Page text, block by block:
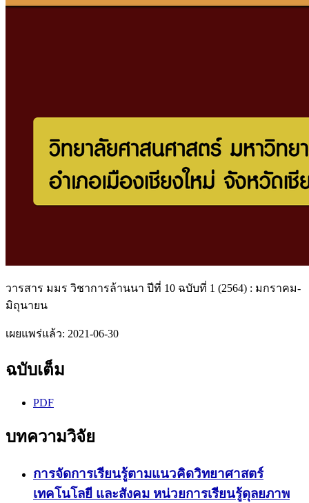
วารสาร มมร วิชาการล้านนา ปีที่ 10 ฉบับที่ 1 (2564) : มกราคม-
มิถุนายน
เผยแพร่แล้ว: 2021-06-30
ฉบับเต็ม
PDF
บทความวิจัย
การจัดการเรียนรู้ตามแนวคิดวิทยาศาสตร์
เทคโนโลยี และสังคม หน่วยการเรียนรู้ดุลยภาพ